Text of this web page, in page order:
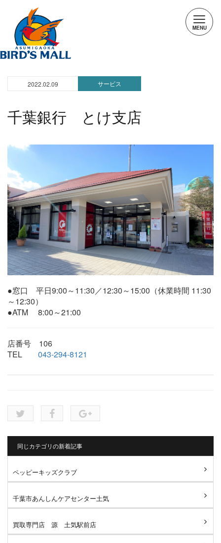
2022.02.09 サービス
千葉銀行 とけ支店
●窓口 平日9:00～11:30／12:30～15:00（休業時間 11:30
～12:30）
●ATM 8:00～21:00
店番号 106
TEL 043-294-8121
同じカテゴリの新着記事
ペッピーキッズクラブ
千葉市あんしんケアセンター土気
買取専門店 源 土気駅前店